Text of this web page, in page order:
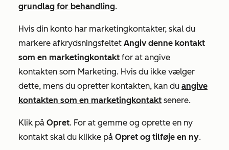
grundlag for behandling.
Hvis din konto har marketingkontakter, skal du
markere afkrydsningsfeltet Angiv denne kontakt
som en marketingkontakt for at angive
kontakten som Marketing. Hvis du ikke vælger
dette, mens du opretter kontakten, kan du angive
kontakten som en marketingkontakt senere.
Klik på Opret. For at gemme og oprette en ny
kontakt skal du klikke på Opret og tilføje en ny.